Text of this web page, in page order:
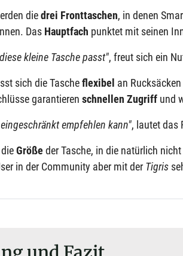
diedrei Fronttaschen, in denen
Das Hauptfach punktet mit seinen
kleine Tasche passt", freut sich ein
sich die Tascheflexibel an
garantieren schnellen Zugriff und
empfehlen kann", lautet das
Größe der Tasche, in die natürlich
in der Community aber mit der Tigris